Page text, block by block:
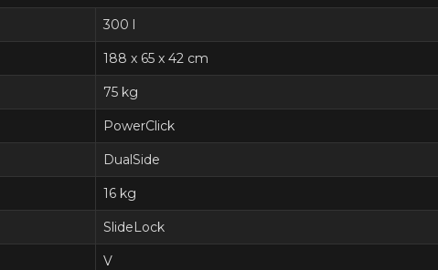
300 l
188 x 65 x 42 cm
75 kg
PowerClick
DualSide
16 kg
SlideLock
V